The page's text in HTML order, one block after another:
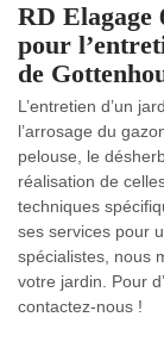
RD
pour
de
L’entretien d’un
l’arrosage du
pelouse, le
réalisation de
techniques
ses services pour
spécialistes, nous
votre jardin. Pour
contactez-nous !